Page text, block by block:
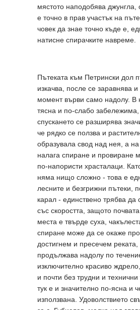
мястото наподобява джунгла,
е точно в прав участък на
човек да знае точно къде е,
натисне спирачките навреме.
Пътеката към Петрински дол
изкачва, после се заравнява и
момент върви само надолу. В
тясна и по-слабо
спускането се разширява
че рядко се ползва и
образувала свод над нея, а
налага спиране и провиране
по-напористи храсталаци.
няма нищо сложно - това е
лесните и безгрижни пътеки,
карал - единствено трябва да
със скоростта, защото
места е твърде суха,
спиране може да се окаже
достигнем и пресечем реката,
продължава надолу по
изключително красиво
и почти без трудни и технични
тук е и значително по-ясна и
използвана. Удоволствието